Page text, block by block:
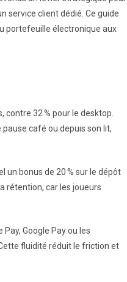
service client dédié. Ce guide
portefeuille électronique aux
contre 32 % pour le desktop.
café ou depuis son lit,
un bonus de 20 % sur le dépôt
rétention, car les joueurs
Google Pay ou les
fluidité réduit le friction et